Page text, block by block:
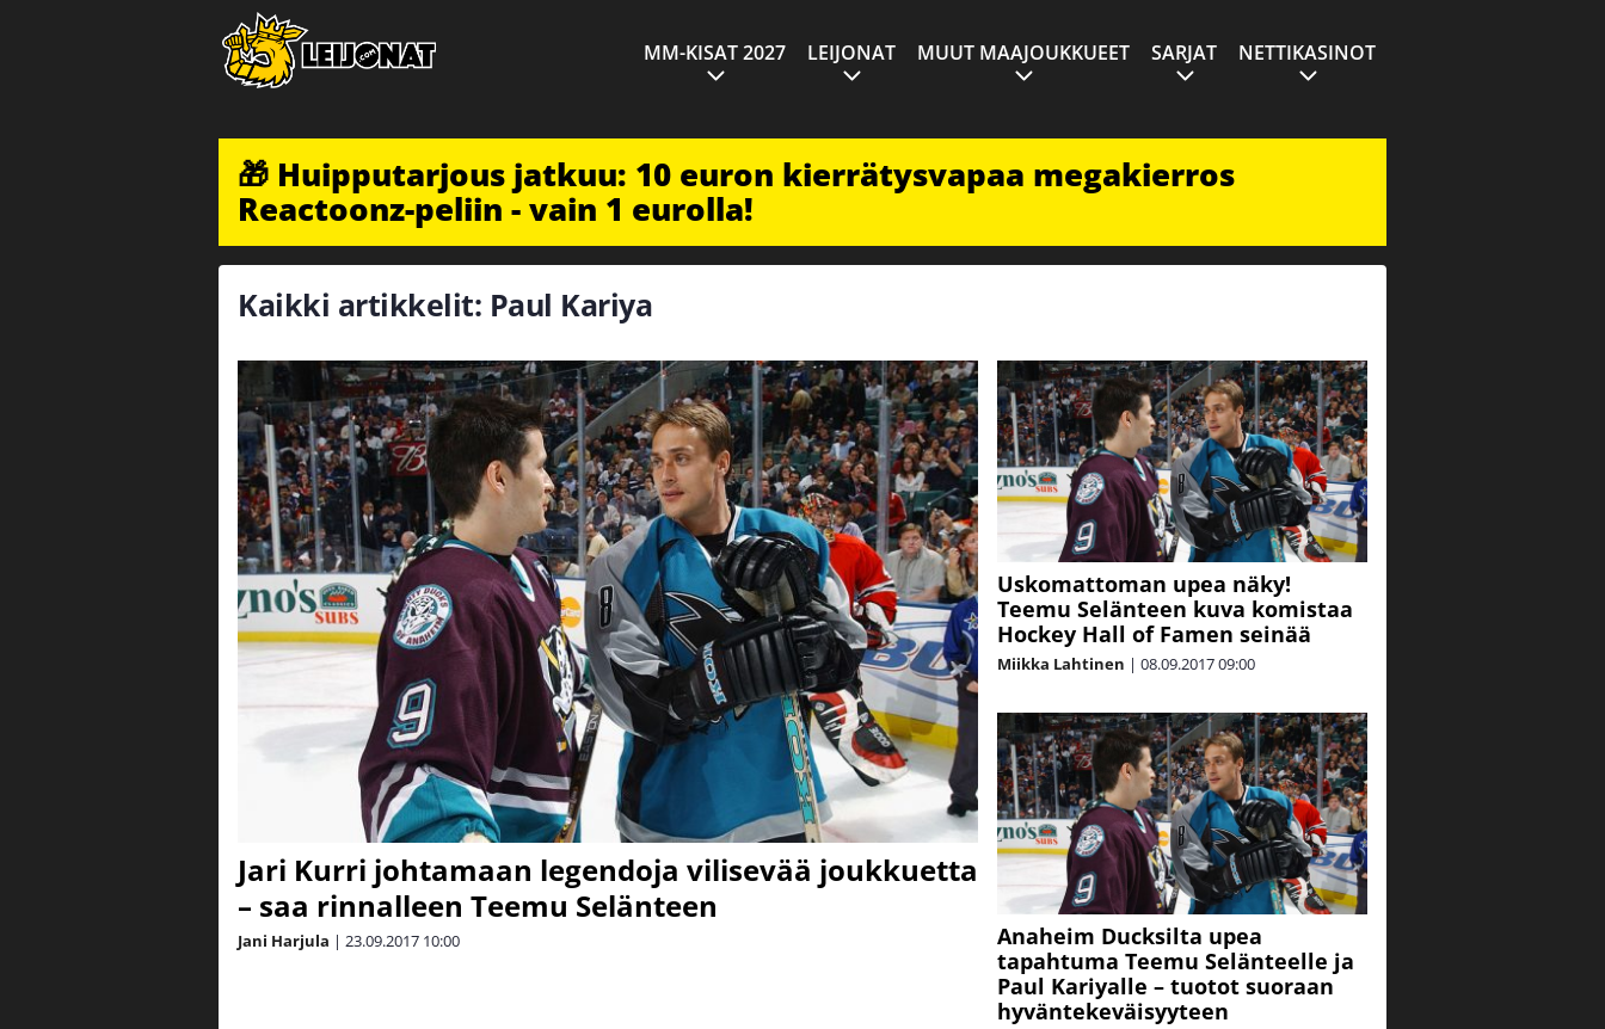
MM-KISAT 2027 LEIJONAT MUUT MAAJOUKKUEET SARJAT NETTIKASINOT
🎁 Huipputarjous jatkuu: 10 euron kierrätysvapaa megakierros
Reactoonz-peliin - vain 1 eurolla!
Kaikki artikkelit: Paul Kariya
Jari Kurri johtamaan legendoja vilisevää joukkuetta
– saa rinnalleen Teemu Selänteen
Jani Harjula | 23.09.2017 10:00
Uskomattoman upea näky!
Teemu Selänteen kuva komistaa
Hockey Hall of Famen seinää
Miikka Lahtinen | 08.09.201709:00
Anaheim Ducksilta upea
tapahtuma Teemu Selänteelle ja
Paul Kariyalle – tuotot suoraan
hyväntekeväisyyteen